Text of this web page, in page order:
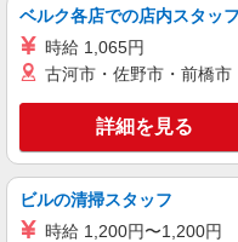
通費全支
キープ
派遣社員
株式会社kotrio /●CB-H-
＜幕張＞
OK！子
ベルク各店での店内スタッフ
時給 1,065円
古河市・佐野市・前橋
詳細を見る
ビルの清掃スタッフ
時給 1,200円〜1,200円